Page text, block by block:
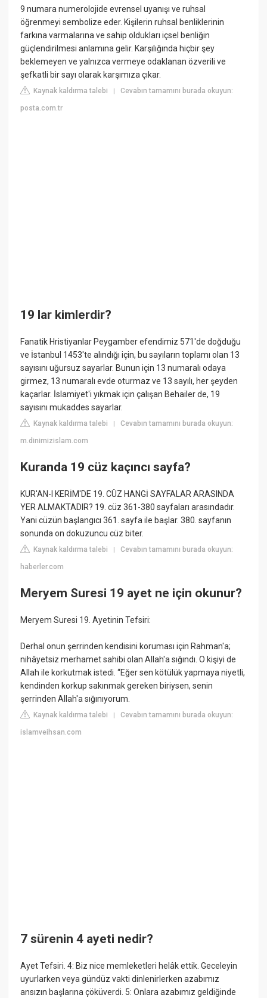
9 numara numerolojide evrensel uyanışı ve ruhsal
öğrenmeyi sembolize eder. Kişilerin ruhsal benliklerinin
farkına varmalarına ve sahip oldukları içsel benliğin
güçlendirilmesi anlamına gelir. Karşılığında hiçbir şey
beklemeyen ve yalnızca vermeye odaklanan özverili ve
şefkatli bir sayı olarak karşımıza çıkar.
Kaynak kaldırma talebi |Cevabın tamamını burada okuyun:
posta.com.tr
19 lar kimlerdir?
Fanatik Hristiyanlar Peygamber efendimiz 571'de doğduğu
ve İstanbul 1453'te alındığı için, bu sayıların toplamı olan 13
sayısını uğursuz sayarlar. Bunun için 13 numaralı odaya
girmez, 13 numaralı evde oturmaz ve 13 sayılı, her şeyden
kaçarlar. İslamiyet'i yıkmak için çalışan Behailer de, 19
sayısını mukaddes sayarlar.
Kaynak kaldırma talebi |Cevabın tamamını burada okuyun:
m.dinimizislam.com
Kuranda 19 cüz kaçıncı sayfa?
KUR'AN-I KERİM'DE 19. CÜZ HANGİ SAYFALAR ARASINDA
YER ALMAKTADIR? 19. cüz 361-380 sayfaları arasındadır.
Yani cüzün başlangıcı 361. sayfa ile başlar. 380. sayfanın
sonunda on dokuzuncu cüz biter.
Kaynak kaldırma talebi |Cevabın tamamını burada okuyun:
haberler.com
Meryem Suresi 19 ayet ne için okunur?
Meryem Suresi 19. Ayetinin Tefsiri:
Derhal onun şerrinden kendisini koruması için Rahman'a;
nihâyetsiz merhamet sahibi olan Allah'a sığındı. O kişiyi de
Allah ile korkutmak istedi. “Eğer sen kötülük yapmaya niyetli,
kendinden korkup sakınmak gereken biriysen, senin
şerrinden Allah'a sığınıyorum.
Kaynak kaldırma talebi |Cevabın tamamını burada okuyun:
islamveihsan.com
7 sürenin 4 ayeti nedir?
Ayet Tefsiri. 4: Biz nice memleketleri helâk ettik. Geceleyin
uyurlarken veya gündüz vakti dinlenirlerken azabımız
ansızın başlarına çöküverdi. 5: Onlara azabımız geldiğinde